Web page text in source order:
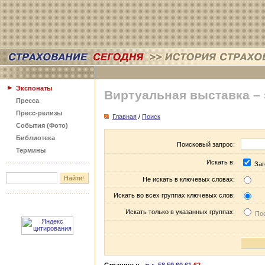
Экспонаты
Пресса
Пресс-релизы
События (Фото)
Библиотека
Термины
Виртуальная выставка –
Главная / Поиск
Поисковый запрос:
Искать в:
Не искать в ключевых словах:
Искать во всех группах ключевых слов:
Искать только в указанных группах: